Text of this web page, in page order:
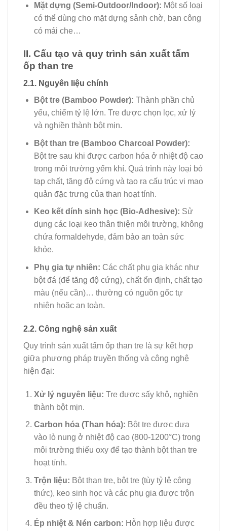
Mặt dựng (Semi-Outdoor/Indoor): Một số loại
có thể dùng cho mặt dựng sảnh chờ, ban công
có mái che…
II. Cấu tạo và quy trình sản xuất tấm
ốp than tre
2.1. Nguyên liệu chính
Bột tre (Bamboo Powder): Thành phần chủ
yếu, chiếm tỷ lệ lớn. Tre được chọn lọc, xử lý
và nghiền thành bột mịn.
Bột than tre (Bamboo Charcoal Powder):
Bột tre sau khi được carbon hóa ở nhiệt độ cao
trong môi trường yếm khí. Quá trình này loại bỏ
tạp chất, tăng độ cứng và tạo ra cấu trúc vi mao
quản đặc trưng của than hoạt tính.
Keo kết dính sinh học (Bio-Adhesive): Sử
dụng các loại keo thân thiện môi trường, không
chứa formaldehyde, đảm bảo an toàn sức
khỏe.
Phụ gia tự nhiên: Các chất phụ gia khác như
bột đá (để tăng độ cứng), chất ổn định, chất tạo
màu (nếu cần)… thường có nguồn gốc tự
nhiên hoặc an toàn.
2.2. Công nghệ sản xuất
Quy trình sản xuất tấm ốp than tre là sự kết hợp
giữa phương pháp truyền thống và công nghệ
hiện đại:
Xử lý nguyên liệu: Tre được sấy khô, nghiền
thành bột mịn.
Carbon hóa (Than hóa): Bột tre được đưa
vào lò nung ở nhiệt độ cao (800-1200°C) trong
môi trường thiếu oxy để tạo thành bột than tre
hoạt tính.
Trộn liệu: Bột than tre, bột tre (tùy tỷ lệ công
thức), keo sinh học và các phụ gia được trộn
đều theo tỷ lệ chuẩn.
Ép nhiệt & Nén carbon: Hỗn hợp liệu được